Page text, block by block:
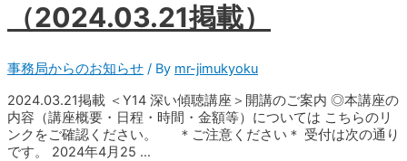
（2024.03.21掲載）
事務局からのお知らせ / By mr-jimukyoku
2024.03.21掲載 ＜Y14 深い傾聴講座＞開講のご案内 ◎本講座の
内容（講座概要・日程・時間・金額等）については こちらのリ
ンクをご確認ください。 ＊ご注意ください＊ 受付は次の通り
です。 2024年4月25 …